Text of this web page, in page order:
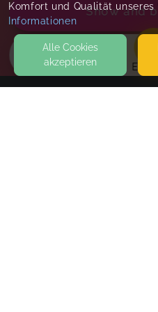
Show and
Komfort und Qualität unseres
Informationen
Alle Cookies
akzeptieren